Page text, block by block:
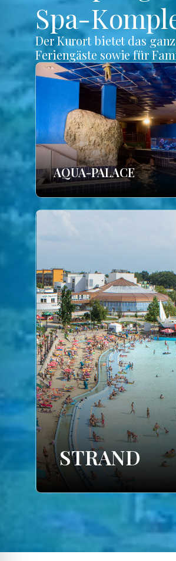
Spa-
Der Kurort bietet das
Feriengäste sowie für
AQUA-PALACE
STRAND